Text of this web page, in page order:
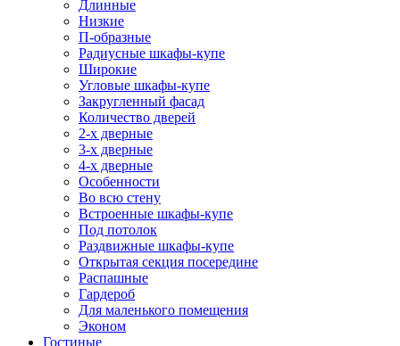
Длинные
Низкие
П-образные
Радиусные шкафы-купе
Широкие
Угловые шкафы-купе
Закругленный фасад
Количество дверей
2-х дверные
3-х дверные
4-х дверные
Особенности
Во всю стену
Встроенные шкафы-купе
Под потолок
Раздвижные шкафы-купе
Открытая секция посередине
Распашные
Гардероб
Для маленького помещения
Эконом
Гостиные